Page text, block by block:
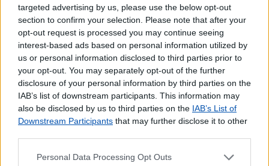
targeted advertising by us, please use the below opt-out
section to confirm your selection. Please note that after your
opt-out request is processed you may continue seeing
interest-based ads based on personal information utilized by
us or personal information disclosed to third parties prior to
your opt-out. You may separately opt-out of the further
disclosure of your personal information by third parties on the
IAB’s list of downstream participants. This information may
also be disclosed by us to third parties on the IAB’s List of
Downstream Participants that may further disclose it to other
Personal Data Processing Opt Outs
Pagamento de Portagens
Pagamento de Vales
Seguros Capitalização
Seguros Reais
Western Union
Outros Serviços
Bilhetes para Espetáculos
Brinquedos e Jogos
CDs e DVDs
Carregamento de Telemóveis